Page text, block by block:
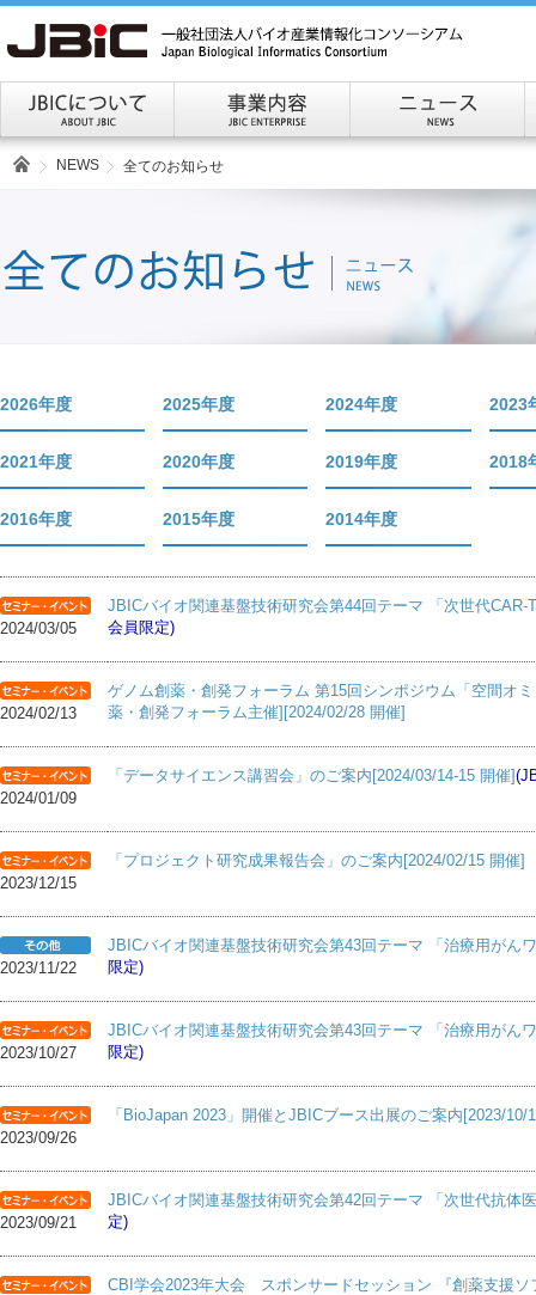
NEWS 全てのお知らせ
2026年度 2025年度 2024年度 2023
2021年度 2020年度 2019年度 2018
2016年度 2015年度 2014年度
2024/03/05
JBICバイオ関連基盤技術研究会第44回テーマ 「次世代CAR-
会員限定)
2024/02/13
ゲノム創薬・創発フォーラム 第15回シンポジウム「空間オ
薬・創発フォーラム主催][2024/02/28 開催]
2024/01/09
「データサイエンス講習会」のご案内[2024/03/14-15 開催]
2023/12/15
「プロジェクト研究成果報告会」のご案内[2024/02/15 開催]
2023/11/22
JBICバイオ関連基盤技術研究会第43回テーマ 「治療用がん
限定)
2023/10/27
JBICバイオ関連基盤技術研究会第43回テーマ 「治療用がん
限定)
2023/09/26
「BioJapan 2023」開催とJBICブース出展のご案内[2023/10/
2023/09/21
JBICバイオ関連基盤技術研究会第42回テーマ 「次世代抗体
定)
CBI学会2023年大会 スポンサードセッション 『創薬支援ソ